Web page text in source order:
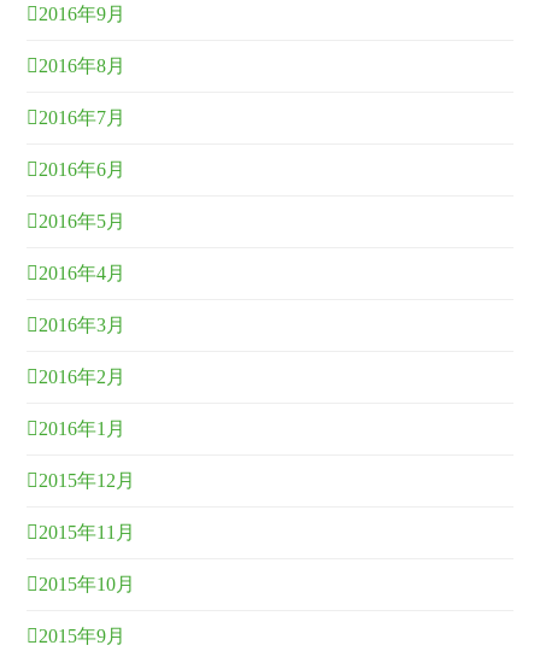
2016年9月
2016年8月
2016年7月
2016年6月
2016年5月
2016年4月
2016年3月
2016年2月
2016年1月
2015年12月
2015年11月
2015年10月
2015年9月